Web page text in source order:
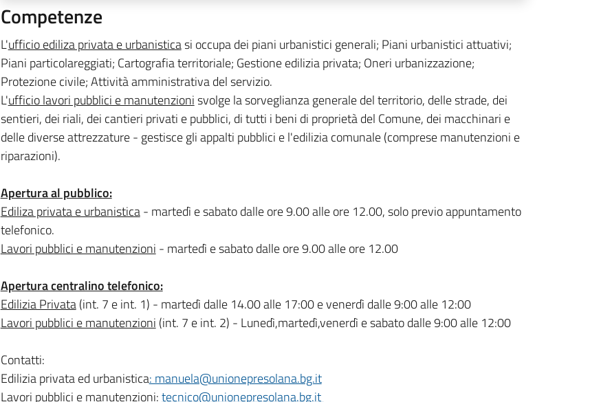
Competenze
L'ufficio ediliza privata e urbanisticasi occupa dei piani urbanistici generali; Piani urbanistici attuativi;
Piani particolareggiati; Cartografia territoriale; Gestione edilizia privata; Oneri urbanizzazione;
Protezione civile; Attività amministrativa del servizio.
L'ufficio lavori pubblici e manutenzionisvolge la sorveglianza generale del territorio, delle strade, dei
sentieri, dei riali, dei cantieri privati e pubblici, di tutti i beni di proprietà del Comune, dei macchinari e
delle diverse attrezzature - gestisce gli appalti pubblici e l'edilizia comunale (comprese manutenzioni e
riparazioni).
Apertura al pubblico:
Ediliza privata e urbanistica- martedì e sabato dalle ore 9.00 alle ore 12.00, solo previo appuntamento
telefonico.
Lavori pubblici e manutenzioni - martedì e sabato dalle ore 9.00 alle ore 12.00
Apertura centralino telefonico:
Edilizia Privata(int. 7 e int. 1) - martedì dalle 14.00 alle 17:00 e venerdì dalle 9:00 alle 12:00
Lavori pubblici e manutenzioni (int. 7 e int. 2) - Lunedì,martedì,venerdì e sabato dalle 9:00 alle 12:00
Contatti:
Edilizia privata ed urbanistica: manuela@unionepresolana.bg.it
Lavori pubblici e manutenzioni:tecnico@unionepresolana.bg.it